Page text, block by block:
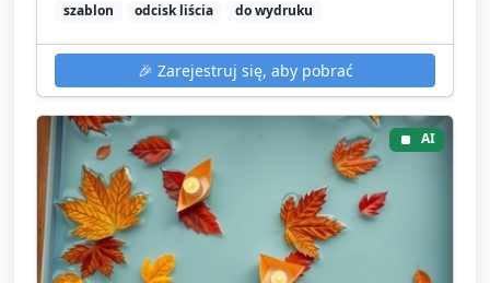
szablon
odcisk liścia do wydruku
🎉 Zarejestruj się, aby pobrać
AI